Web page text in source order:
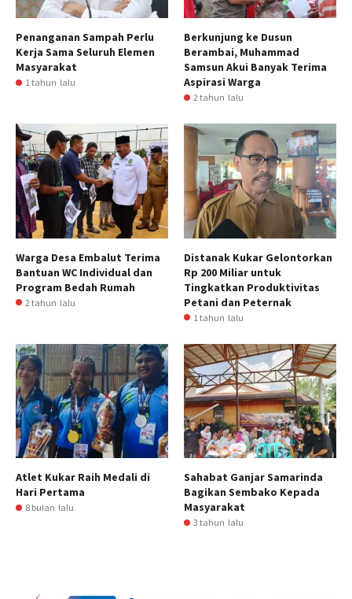
Penanganan Sampah Perlu
Kerja Sama Seluruh Elemen
Masyarakat
1 tahun lalu
Berkunjung ke Dusun
Berambai, Muhammad
Samsun Akui Banyak Terima
Aspirasi Warga
2 tahun lalu
Warga Desa Embalut Terima
Bantuan WC Individual dan
Program Bedah Rumah
2 tahun lalu
Distanak Kukar Gelontorkan
Rp 200 Miliar untuk
Tingkatkan Produktivitas
Petani dan Peternak
1 tahun lalu
Atlet Kukar Raih Medali di
Hari Pertama
8 bulan lalu
Sahabat Ganjar Samarinda
Bagikan Sembako Kepada
Masyarakat
3 tahun lalu